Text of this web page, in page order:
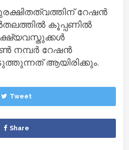
റേഷൻ
കൂപ്പണിൽ
നമ്പർ റേഷൻ
ആയിരിക്കും.
Tweet
Share